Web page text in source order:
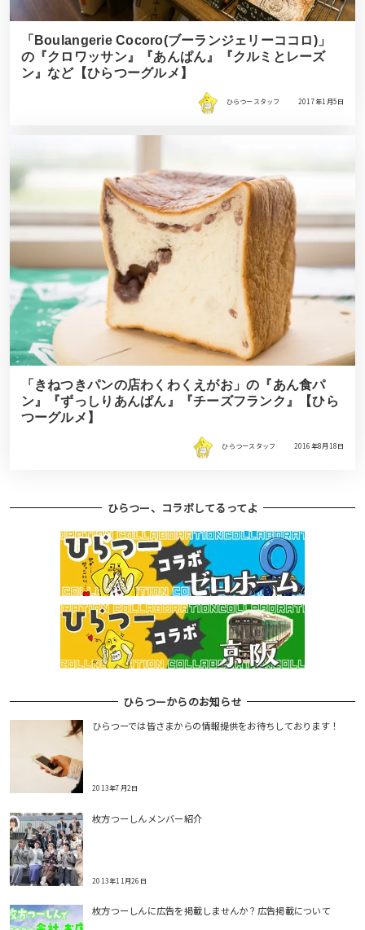
「Boulangerie Cocoro(ブーランジェリーココロ)」
の『クロワッサン』『あんぱん』『クルミとレーズ
ン』など【ひらつーグルメ】
ひらつースタッフ 2017年1月5日
「きねつきパンの店わくわくえがお」の『あん食パ
ン』『ずっしりあんぱん』『チーズフランク』【ひら
つーグルメ】
ひらつースタッフ 2016年8月18日
ひらつー、コラボしてるってよ
ひらつーからのお知らせ
ひらつーでは皆さまからの情報提供をお待ちしております！
2013年7月2日
枚方つーしんメンバー紹介
2013年11月26日
枚方つーしんに広告を掲載しませんか？広告掲載について